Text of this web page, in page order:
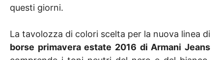
questi giorni.
La tavolozza di colori scelta per la nuova linea di
borse primavera estate 2016 di Armani Jeans